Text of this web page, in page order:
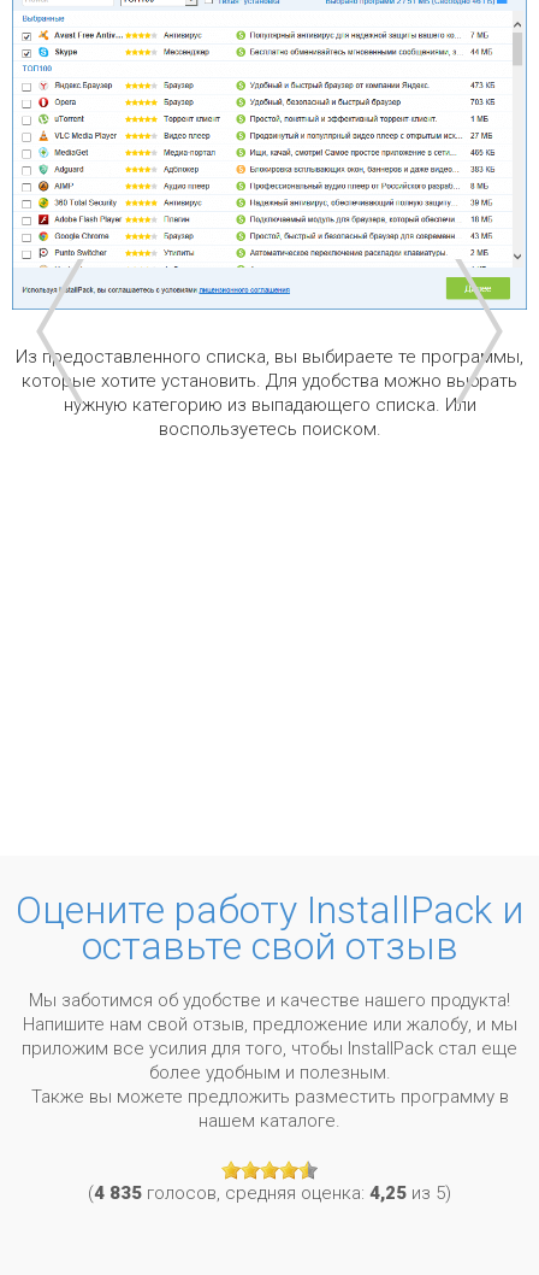
Из предоставленного списка, вы выбираете те программы,
которые хотите установить. Для удобства можно выбрать
нужную категорию из выпадающего списка. Или
воспользуетесь поиском.
Оцените работу InstallPack и
оставьте свой отзыв
Мы заботимся об удобстве и качестве нашего продукта!
Напишите нам свой отзыв, предложение или жалобу, и мы
приложим все усилия для того, чтобы InstallPack стал еще
более удобным и полезным.
Также вы можете предложить разместить программу в
нашем каталоге.
(4 835 голосов, средняя оценка: 4,25 из 5)